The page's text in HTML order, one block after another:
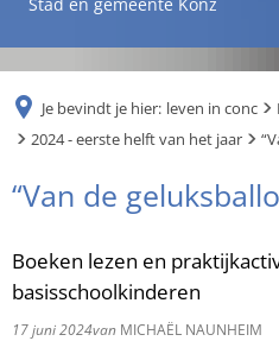
Je bevindt je hier: leven in conc
2024 - eerste helft van het jaar
“Van de
Boeken lezen en
basisschoolkinderen
17 juni 2024van MICHAËL NAUNHEIM